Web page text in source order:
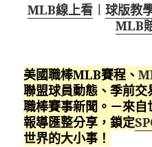
MLB線上看︱ 球版教
MLB
美國職棒MLB賽程、
聯盟球員動態、季前
職棒賽事新聞。－來
報導匯整分享，鎖定
世界的大小事！